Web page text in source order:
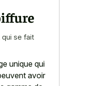
qui se fait
unique qui
avoir